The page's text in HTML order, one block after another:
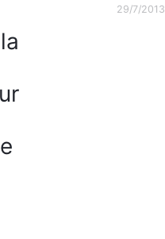
29/7/2013